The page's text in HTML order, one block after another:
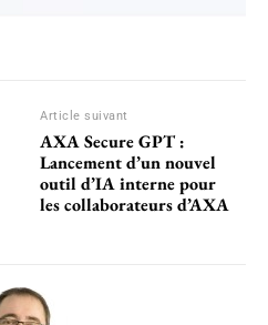
Article suivant
AXA Secure GPT :
Lancement d’un nouvel
outil d’IA interne pour
les collaborateurs d’AXA